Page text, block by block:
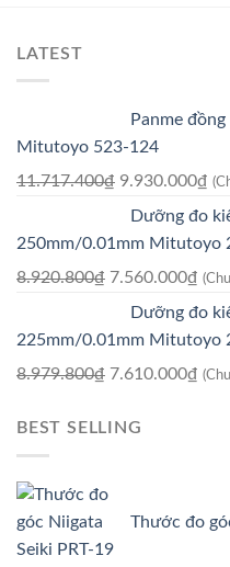
LATEST
Panme
Mitutoyo 523-124
11.717.400₫ Giá
gốc
9.930.000₫
Dưỡng đo
250mm/0.01mm Mitutoyo
8.920.800₫ Giá
gốc
là:
7.560.000₫ Giá
hiện
Dưỡng đo
225mm/0.01mm Mitutoyo
8.979.800₫ Giá
là:
7.610.000₫ Giá
BEST SELLING
Thước đo